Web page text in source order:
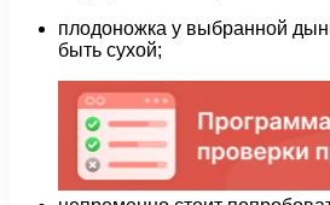
плодоножка у выбранной
быть сухой;